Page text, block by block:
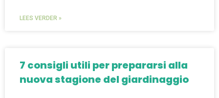
LEES VERDER »
7 consigli utili per prepararsi alla
nuova stagione del giardinaggio